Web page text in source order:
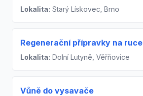
Lokalita: Starý Lískovec, Brno
Regenerační přípravky na ruce
Lokalita: Dolní Lutyně, Věřňovice
Vůně do vysavače